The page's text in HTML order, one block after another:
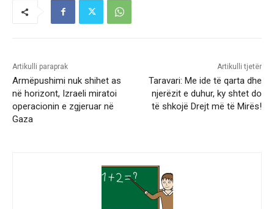
Artikulli paraprak
Armëpushimi nuk shihet as
në horizont, Izraeli miratoi
operacionin e zgjeruar në
Gaza
Artikulli tjetër
Taravari: Me ide të qarta dhe
njerëzit e duhur, ky shtet do
të shkojë Drejt më të Mirës!